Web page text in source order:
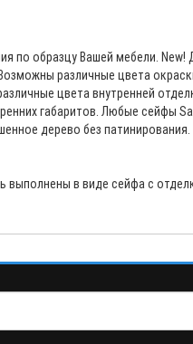
образцу Вашей мебели. New!
различные цвета
цвета внутренней
габаритов. Любые сейфы
дерево без патинирования.
выполнены в виде сейфа с